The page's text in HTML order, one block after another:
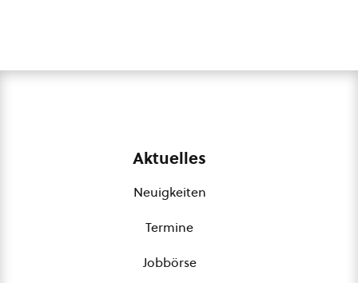
Aktuelles
Neuigkeiten
Termine
Jobbörse